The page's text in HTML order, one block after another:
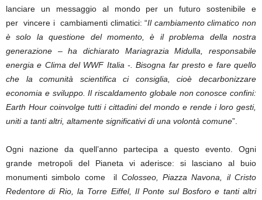
lanciare un messaggio al mondo per un futuro sostenibile e
per vincere i cambiamenti climatici: “Il cambiamento climatico non
è solo la questione del momento, è il problema della nostra
generazione – ha dichiarato Mariagrazia Midulla, responsabile
energia e Clima del WWF Italia -. Bisogna far presto e fare quello
che la comunità scientifica ci consiglia, cioè decarbonizzare
economia e sviluppo. Il riscaldamento globale non conosce confini:
Earth Hour coinvolge tutti i cittadini del mondo e rende i loro gesti,
uniti a tanti altri, altamente significativi di una volontà comune”.
Ogni nazione da quell’anno partecipa a questo evento. Ogni
grande metropoli del Pianeta vi aderisce: si lasciano al buio
monumenti simbolo come il Colosseo, Piazza Navona, il Cristo
Redentore di Rio, la Torre Eiffel, Il Ponte sul Bosforo e tanti altri